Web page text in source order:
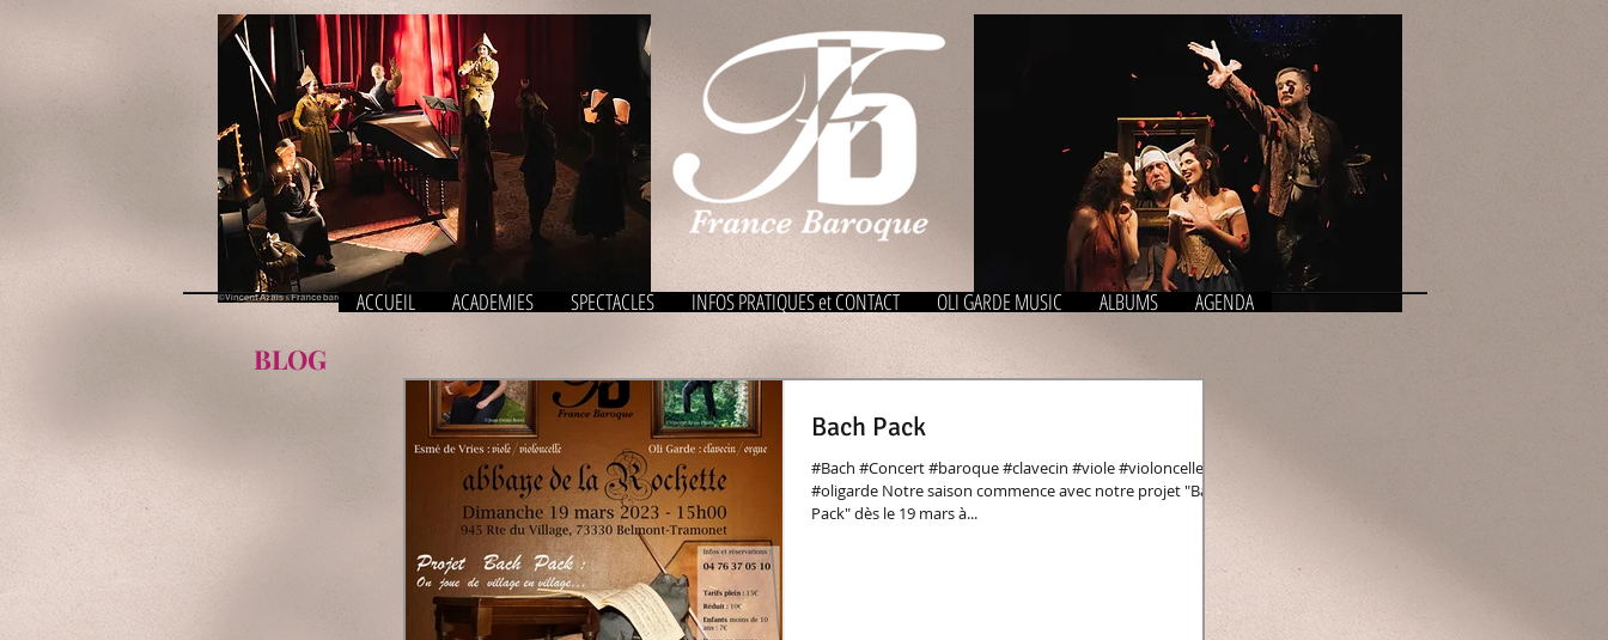
ACCUEIL ACADEMIES SPECTACLES INFOS PRATIQUES et CONTACT OLI GARDE MUSIC ALBUMS AGENDA
BLOG
Bach Pack
#Bach #Concert #baroque #clavecin #viole #violoncelle
#oligarde Notre saison commence avec notre projet "Bach
Pack" dès le 19 mars à...